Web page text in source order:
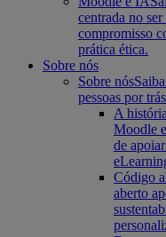
centrada no
compromisso
prática ética.
Sobre nós
Sobre nós
pessoas por
A
Moodle
de
Código
aberto